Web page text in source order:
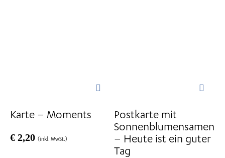
Karte – Moments
€ 2,20 (inkl. MwSt.)
Postkarte mit
Sonnenblumensamen
– Heute ist ein guter
Tag